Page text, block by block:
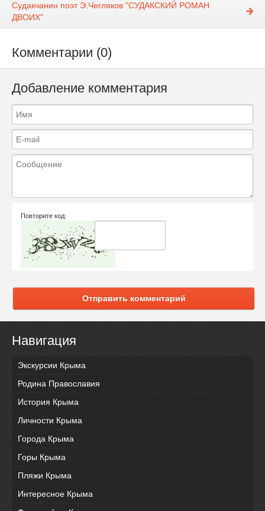
Судакчанин поэт Э.Чегляков "СУДАКСКИЙ РОМАН
ДВОИХ"
Комментарии (0)
Добавление комментария
Повторите код:
Отправить комментарий
Навигация
Экскурсии Крыма
Родина Православия
История Крыма
Личности Крыма
Города Крыма
Горы Крыма
Пляжи Крыма
Интересное Крыма